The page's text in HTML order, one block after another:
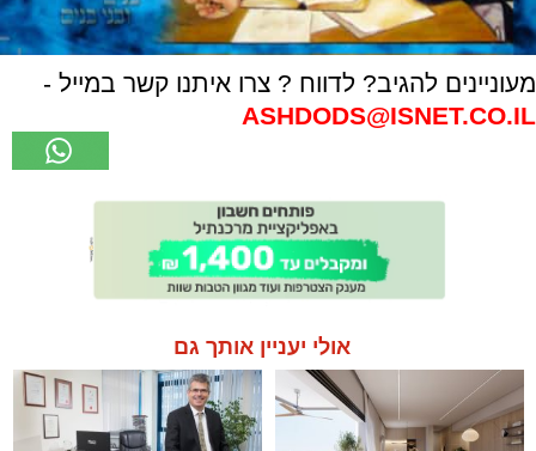
מעוניינים להגיב? לדווח ? צרו איתנו קשר במייל -
ASHDODS@ISNET.CO.IL
אולי יעניין אותך גם